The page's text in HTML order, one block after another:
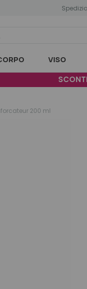
VISO
200 ml